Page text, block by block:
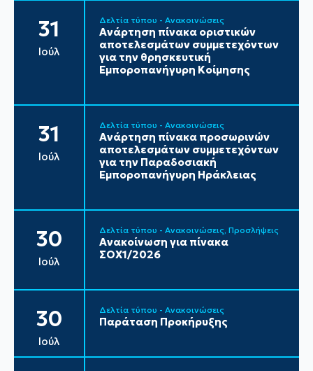
31
Ιούλ
Δελτία τύπου - Ανακοινώσεις
Ανάρτηση πίνακα οριστικών
αποτελεσμάτων συμμετεχόντων
για την θρησκευτική
Εμποροπανήγυρη Κοίμησης
31
Ιούλ
Δελτία τύπου - Ανακοινώσεις
Ανάρτηση πίνακα προσωρινών
αποτελεσμάτων συμμετεχόντων
για την Παραδοσιακή
Εμποροπανήγυρη Ηράκλειας
30
Ιούλ
Δελτία τύπου - Ανακοινώσεις Προσλήψεις
Ανακοίνωση για πίνακα
ΣΟΧ1/2026
30
Ιούλ
Δελτία τύπου - Ανακοινώσεις
Παράταση Προκήρυξης